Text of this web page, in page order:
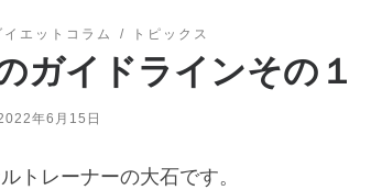
イエットコラム トピックス
ガイドラインその１
年6月15日
トレーナーの大石です。